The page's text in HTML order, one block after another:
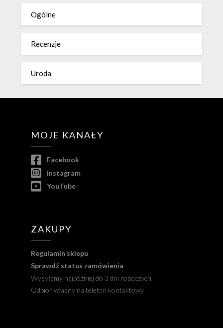
Ogólne
Recenzje
Uroda
MOJE KANAŁY
Facebook
Instagram
YouTube
ZAKUPY
Regulamin sklepu
Sprawdź status zamówienia
Wysyłamy najpóźniej do 3 dni roboczych.
Odbiór własny na telefon kontaktowy.